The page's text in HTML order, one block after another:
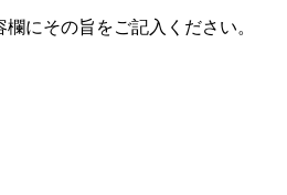
にその旨をご記入ください。